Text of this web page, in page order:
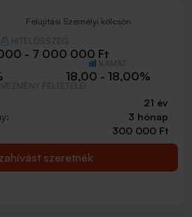
Felújítási Személyi kölcsön
- 7 000 000 Ft
18,00 - 18,00%
21 év
3 hónap
300 000 Ft
szeretnék